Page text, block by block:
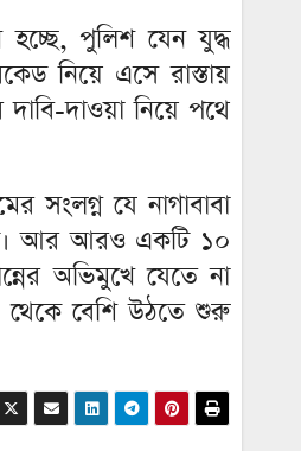
হচ্ছে, পুলিশ যেন যুদ্ধ
নিয়ে এসে রাস্তায়
দাওয়া নিয়ে পথে
সংলগ্ন যে নাগাবাবা
আর আরও একটি ১০
অভিমুখে যেতে না
থেকে বেশি উঠতে শুরু